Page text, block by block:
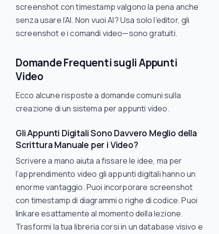
screenshot con timestamp valgono la pena anche
senza usare l’AI. Non vuoi AI? Usa solo l’editor, gli
screenshot e i comandi video—sono gratuiti.
Domande Frequenti sugli Appunti
Video
Ecco alcune risposte a domande comuni sulla
creazione di un sistema per appunti video.
Gli Appunti Digitali Sono Davvero Meglio della
Scrittura Manuale per i Video?
Scrivere a mano aiuta a fissare le idee, ma per
l’apprendimento video gli appunti digitali hanno un
enorme vantaggio. Puoi incorporare screenshot
con timestamp di diagrammi o righe di codice. Puoi
linkare esattamente al momento della lezione.
Trasformi la tua libreria corsi in un database visivo e